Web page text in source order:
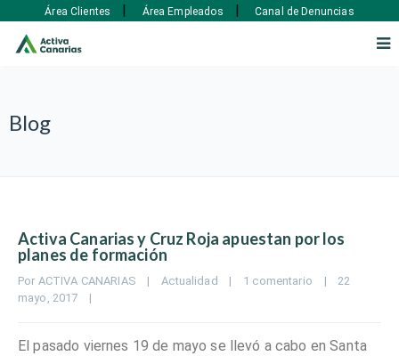
Blog
Activa Canarias y Cruz Roja apuestan por los
planes de formación
Por ACTIVA CANARIAS | Actualidad | 1 comentario |
22
mayo, 2017 |
El pasado viernes 19 de mayo se llevó a cabo en Santa
Área Clientes | Área Empleados | Canal de Denuncias